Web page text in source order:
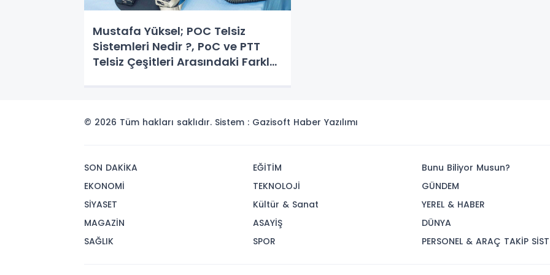
Mustafa Yüksel; POC Telsiz
Sistemleri Nedir ?, PoC ve PTT
Telsiz Çeşitleri Arasındaki Farklar
© 2026 Tüm hakları saklıdır. Sistem : Gazisoft Haber Yazılımı
SON DAKİKA
EKONOMİ
SİYASET
MAGAZİN
SAĞLIK
EĞİTİM
TEKNOLOJİ
Kültür & Sanat
ASAYİŞ
SPOR
Bunu Biliyor Musun?
GÜNDEM
YEREL & HABER
DÜNYA
PERSONEL & ARAÇ TAKİP